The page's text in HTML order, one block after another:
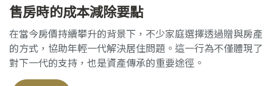
售房時的成本減除要點
在當今房價持續攀升的背景下，不少家庭選擇透過贈與房產
的方式，協助年輕一代解決居住問題。這一行為不僅體現了
對下一代的支持，也是資產傳承的重要途徑。